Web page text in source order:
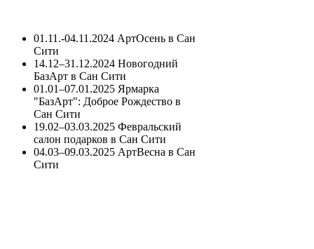
01.11.-04.11.2024 АртОсень в Сан
Сити
14.12–31.12.2024 Новогодний
БазАрт в Сан Сити
01.01–07.01.2025 Ярмарка
"БазАрт": Доброе Рождество в
Сан Сити
19.02–03.03.2025 Февральский
салон подарков в Сан Сити
04.03–09.03.2025 АртВесна в Сан
Сити